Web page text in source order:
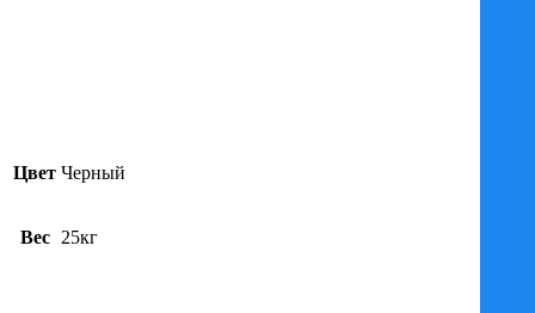
Цвет Черный
Вес 25кг